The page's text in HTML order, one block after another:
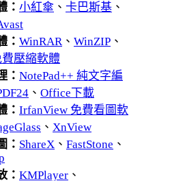
： 小紅傘 、 卡巴斯基 、
： WinRAR、 WinZIP 、
費壓縮軟體
： NotePad++ 純文字編
、 Office下載
： IrfanView 免費看圖軟
、 XnView
： ShareX 、 FastStone 、
： KMPlayer 、